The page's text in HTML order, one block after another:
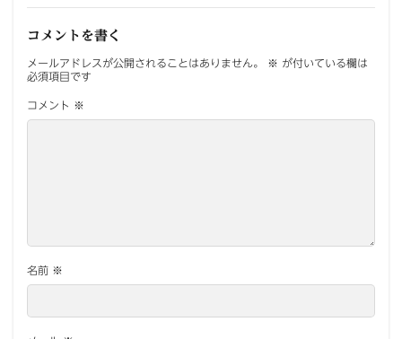
コメントを書く
メールアドレスが公開されることはありません。 ※ が付いている欄は
必須項目です
コメント ※
名前 ※